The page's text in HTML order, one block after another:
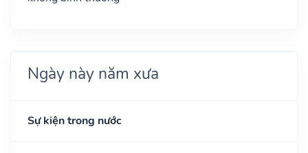
Ngày này năm xưa
Sự kiện trong nước